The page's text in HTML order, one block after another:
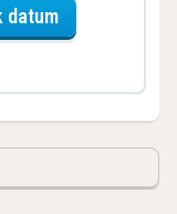
datumvoor Beauty